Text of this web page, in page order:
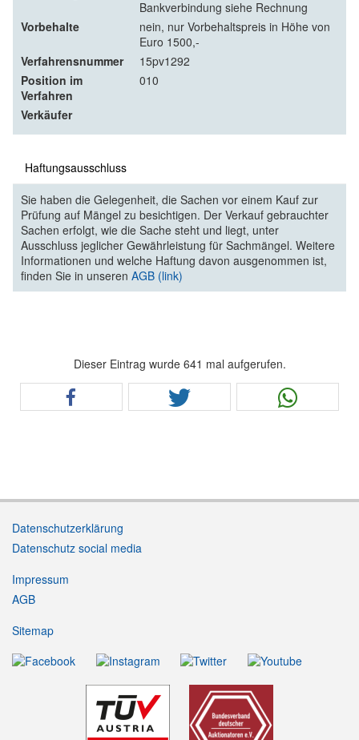
Bankverbindung siehe Rechnung
Vorbehalte
nein, nur Vorbehaltspreis in Höhe von
Euro 1500,-
Verfahrensnummer
15pv1292
Position im
Verfahren
010
Verkäufer
Haftungsausschluss
Sie haben die Gelegenheit, die Sachen vor einem Kauf zur
Prüfung auf Mängel zu besichtigen. Der Verkauf gebrauchter
Sachen erfolgt, wie die Sache steht und liegt, unter
Ausschluss jeglicher Gewährleistung für Sachmängel. Weitere
Informationen und welche Haftung davon ausgenommen ist,
finden Sie in unseren AGB (link)
Dieser Eintrag wurde 641 mal aufgerufen.
Datenschutzerklärung
Datenschutz social media
Impressum
AGB
Sitemap